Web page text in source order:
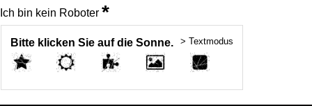
Ich bin kein Roboter *
Bitte klicken Sie auf die Sonne. > Textmodus